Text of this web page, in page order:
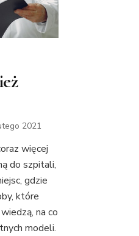
2021
więcej
do szpitali,
gdzie
które
na co
modeli.